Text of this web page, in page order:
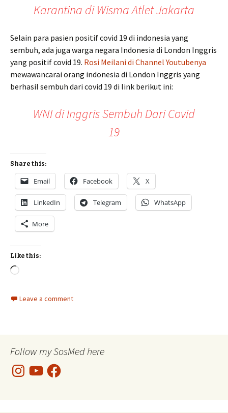
Karantina di Wisma Atlet Jakarta
Selain para pasien positif covid 19 di indonesia yang
sembuh, ada juga warga negara Indonesia di London Inggris
yang positif covid 19. Rosi Meilani di Channel Youtubenya
mewawancarai orang indonesia di London Inggris yang
berhasil sembuh dari covid 19 di link berikut ini:
WNI di Inggris Sembuh Dari Covid
19
Share this:
Email Facebook X
LinkedIn Telegram WhatsApp
More
Like this:
Loading…
Leave a comment
Follow my SosMed here
InstagramYouTubeFacebook